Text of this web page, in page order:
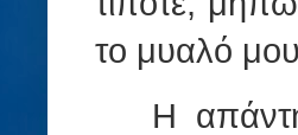
το μυαλό
Η